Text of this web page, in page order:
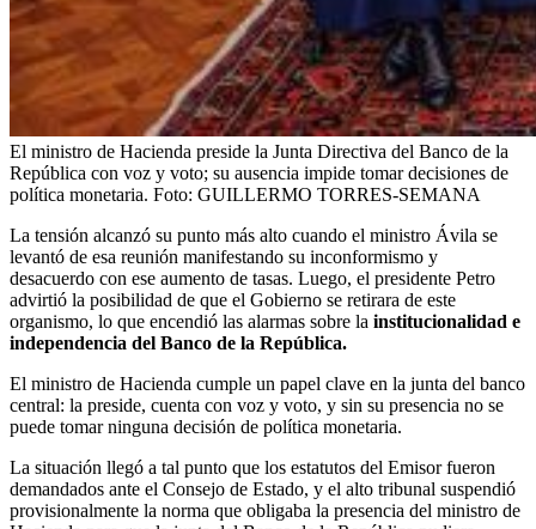
El ministro de Hacienda preside la Junta Directiva del Banco de la
República con voz y voto; su ausencia impide tomar decisiones de
política monetaria. Foto: GUILLERMO TORRES-SEMANA
La tensión alcanzó su punto más alto cuando el ministro Ávila se
levantó de esa reunión manifestando su inconformismo y
desacuerdo con ese aumento de tasas. Luego, el presidente Petro
advirtió la posibilidad de que el Gobierno se retirara de este
organismo, lo que encendió las alarmas sobre la institucionalidad e
independencia del Banco de la República.
El ministro de Hacienda cumple un papel clave en la junta del banco
central: la preside, cuenta con voz y voto, y sin su presencia no se
puede tomar ninguna decisión de política monetaria.
La situación llegó a tal punto que los estatutos del Emisor fueron
demandados ante el Consejo de Estado, y el alto tribunal suspendió
provisionalmente la norma que obligaba la presencia del ministro de